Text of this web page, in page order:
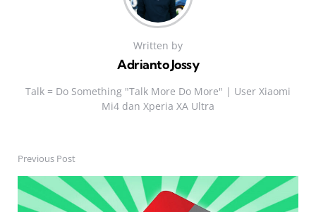
Written by
Adrianto Jossy
Talk = Do Something "Talk More Do More" | User Xiaomi
Mi4 dan Xperia XA Ultra
Post
navigation
Previous Post